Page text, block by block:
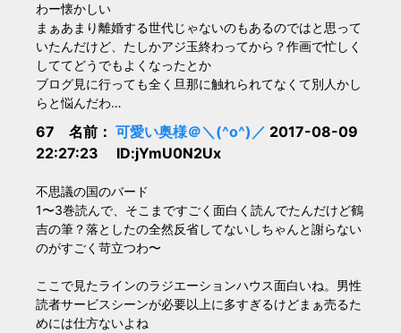
わー懐かしい
まぁあまり離婚する世代じゃないのもあるのではと思って
いたんだけど、たしかアジ玉終わってから？作画で忙しく
しててどうでもよくなったとか
ブログ見に行っても全く旦那に触れられてなくて別人かし
らと悩んだわ…
67 名前： 可愛い奥様＠＼(^o^)／ 2017-08-09
22:27:23 ID:jYmU0N2Ux
不思議の国のバード
1〜3巻読んで、そこまですごく面白く読んでたんだけど鶴
吉の筆？落としたの全然反省してないしちゃんと謝らない
のがすごく苛立つわ〜
ここで見たラインのラジエーションハウス面白いね。男性
読者サービスシーンが必要以上に多すぎるけどまぁ売るた
めには仕方ないよね